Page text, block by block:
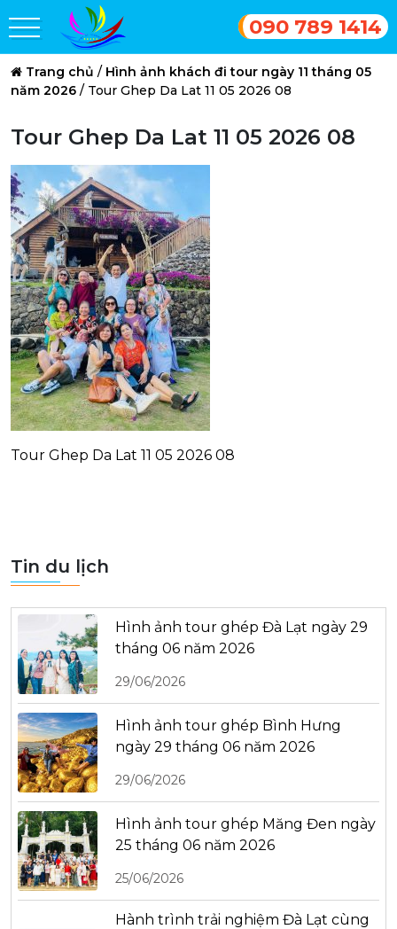
090 789 1414
Trang chủ / Hình ảnh khách đi tour ngày 11 tháng 05
năm 2026 / Tour Ghep Da Lat 11 05 2026 08
Tour Ghep Da Lat 11 05 2026 08
Tour Ghep Da Lat 11 05 2026 08
Tin du lịch
Hình ảnh tour ghép Đà Lạt ngày 29
tháng 06 năm 2026
29/06/2026
Hình ảnh tour ghép Bình Hưng
ngày 29 tháng 06 năm 2026
29/06/2026
Hình ảnh tour ghép Măng Đen ngày
25 tháng 06 năm 2026
25/06/2026
Hành trình trải nghiệm Đà Lạt cùng